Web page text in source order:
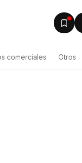
comerciales Otros